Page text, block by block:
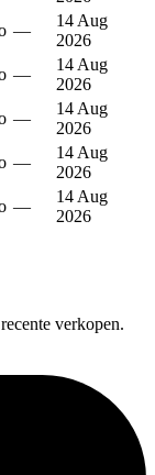
—
14 Aug
2026
—
14 Aug
2026
—
14 Aug
2026
—
14 Aug
2026
—
14 Aug
2026
verkopen.